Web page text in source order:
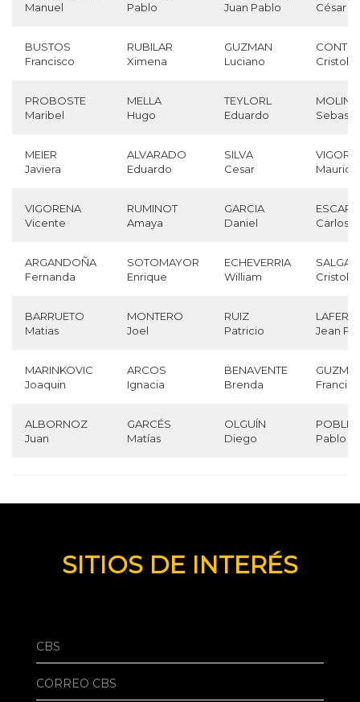
Manuel
Pablo
Juan Pablo
César
BUSTOS
Francisco
RUBILAR
Ximena
GUZMAN
Luciano
PROBOSTE
Maribel
MELLA
Hugo
TEYLORL
Eduardo
MOLINA
MEIER
Javiera
ALVARADO
Eduardo
SILVA
Cesar
Mauricio
VIGORENA
Vicente
RUMINOT
Amaya
GARCIA
Daniel
Carlos
ARGANDOÑA
Fernanda
SOTOMAYOR
Enrique
ECHEVERRIA
William
BARRUETO
Matias
MONTERO
Joel
RUIZ
Patricio
Jean
MARINKOVIC
Joaquin
ARCOS
Ignacia
BENAVENTE
Brenda
ALBORNOZ
Juan
GARCÉS
Matías
OLGUÍN
Diego
Pablo
SITIOS DE INTERÉS
CBS
CORREO CBS